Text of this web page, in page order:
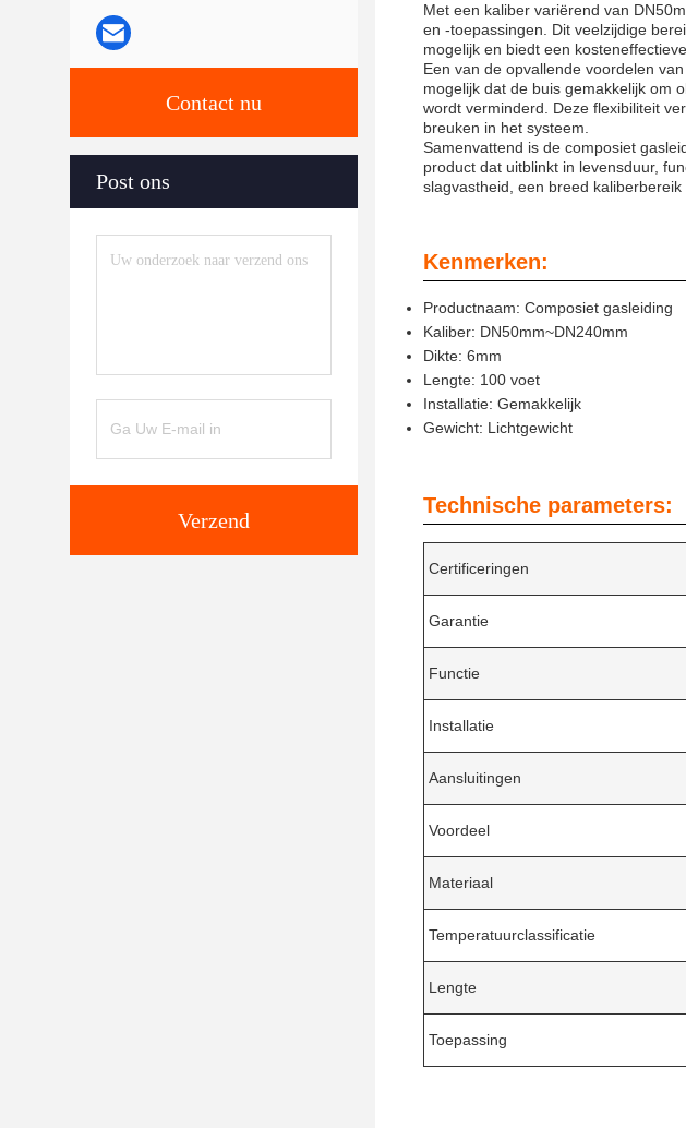
Contact nu
Post ons
Verzend
Met een kaliber variërend van
en -toepassingen. Dit veelzijdige
mogelijk en biedt een
Een van de opvallende voordelen
mogelijk dat de buis gemakkelijk om
wordt verminderd. Deze flexibiliteit
breuken in het systeem.
Samenvattend is de composiet
product dat uitblinkt in levensduur,
slagvastheid, een breed
Kenmerken:
Productnaam: Composiet gasleiding
Kaliber: DN50mm~DN240mm
Dikte: 6mm
Lengte: 100 voet
Installatie: Gemakkelijk
Gewicht: Lichtgewicht
Technische parameters:
Certificeringen
Garantie
Functie
Installatie
Aansluitingen
Voordeel
Materiaal
Temperatuurclassificatie
Lengte
Toepassing